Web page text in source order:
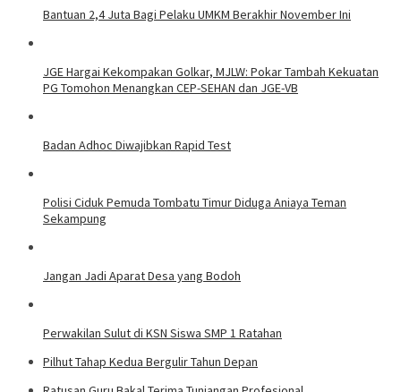
Bantuan 2,4 Juta Bagi Pelaku UMKM Berakhir November Ini
JGE Hargai Kekompakan Golkar, MJLW: Pokar Tambah Kekuatan
PG Tomohon Menangkan CEP-SEHAN dan JGE-VB
Badan Adhoc Diwajibkan Rapid Test
Polisi Ciduk Pemuda Tombatu Timur Diduga Aniaya Teman
Sekampung
Jangan Jadi Aparat Desa yang Bodoh
Perwakilan Sulut di KSN Siswa SMP 1 Ratahan
Pilhut Tahap Kedua Bergulir Tahun Depan